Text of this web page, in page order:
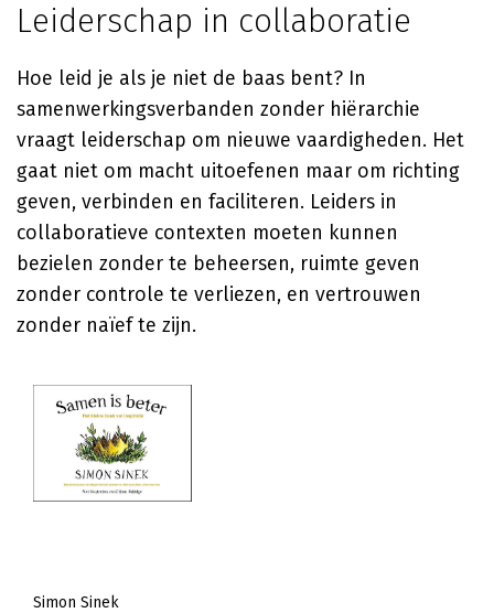
Leiderschap in collaboratie
Hoe leid je als je niet de baas bent? In
samenwerkingsverbanden zonder hiërarchie
vraagt leiderschap om nieuwe vaardigheden. Het
gaat niet om macht uitoefenen maar om richting
geven, verbinden en faciliteren. Leiders in
collaboratieve contexten moeten kunnen
bezielen zonder te beheersen, ruimte geven
zonder controle te verliezen, en vertrouwen
zonder naïef te zijn.
Simon Sinek